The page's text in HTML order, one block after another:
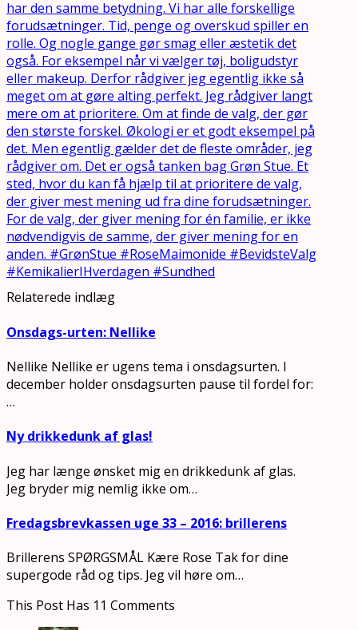
Relaterede indlæg
Onsdags-urten: Nellike
Nellike Nellike er ugens tema i onsdagsurten. I
december holder onsdagsurten pause til fordel for:
…
Ny drikkedunk af glas!
Jeg har længe ønsket mig en drikkedunk af glas.
Jeg bryder mig nemlig ikke om…
Fredagsbrevkassen uge 33 – 2016: brillerens
Brillerens SPØRGSMÅL Kære Rose Tak for dine
supergode råd og tips. Jeg vil høre om…
This Post Has 11 Comments